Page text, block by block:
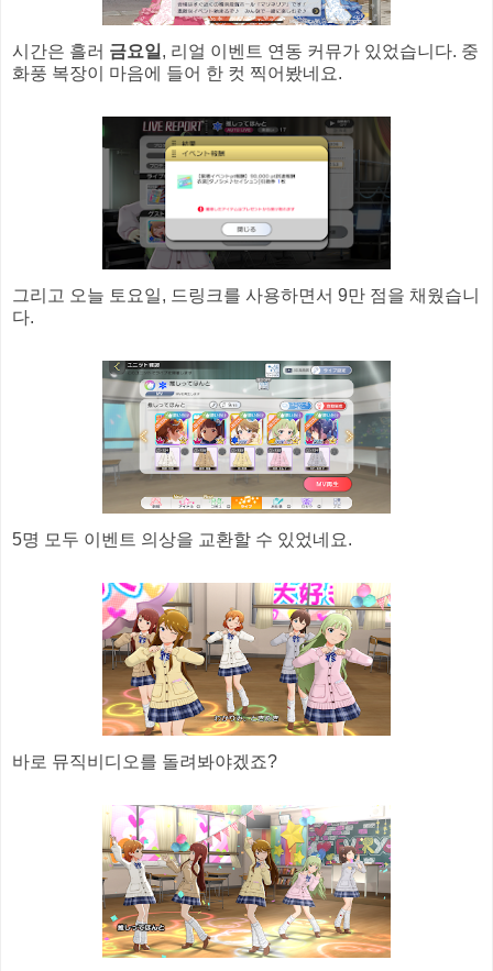
시간은 흘러 금요일 , 리얼 이벤트 연동 커뮤가 있었습니다. 중
화풍 복장이 마음에 들어 한 컷 찍어봤네요.
그리고 오늘 토요일, 드링크를 사용하면서 9만 점을 채웠습니
다.
5명 모두 이벤트 의상을 교환할 수 있었네요.
바로 뮤직비디오를 돌려봐야겠죠?